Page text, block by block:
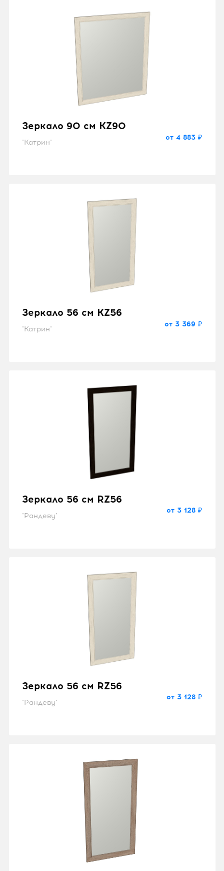
Зеркало 90 см KZ90
"Катрин"
от 4 883 ₽
Зеркало 56 см KZ56
"Катрин"
от 3 369 ₽
Зеркало 56 см RZ56
"Рандеву"
от 3 128 ₽
Зеркало 56 см RZ56
"Рандеву"
от 3 128 ₽